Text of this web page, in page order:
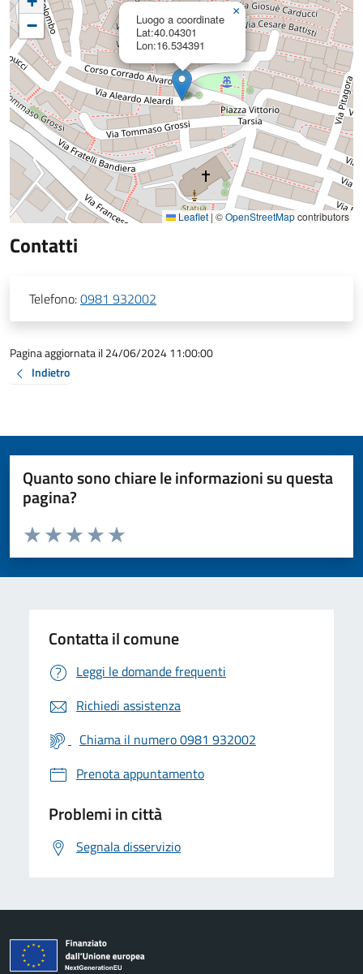
Luogo a coordinate
Lat:40.04301
Lon:16.534391
×
−
Leaflet |©OpenStreetMapcontributors
Contatti
Telefono:0981 932002
Pagina aggiornata il 24/06/2024 11:00:00
Indietro
Quanto sono chiare le informazioni su questa
pagina?
Valuta da 1 a 5 stelle la pagina
Valuta 5 stelle su 5
Valuta 4 stelle su 5
Valuta 3 stelle su 5
Valuta 2 stelle su 5
Valuta 1 stelle su 5
Contatta il comune
Leggi le domande frequenti
Richiedi assistenza
Chiama il numero 0981 932002
Prenota appuntamento
Problemi in città
Segnala disservizio